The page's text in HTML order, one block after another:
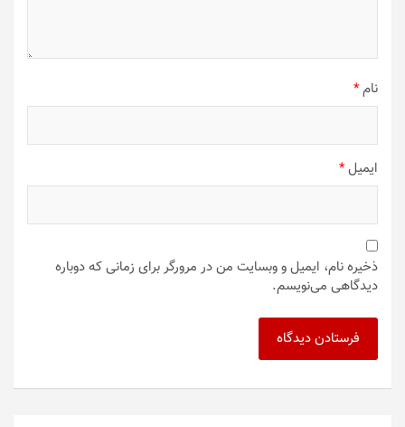
نام*
ایمیل*
ذخیره نام، ایمیل و وبسایت من در مرورگر برای زمانی که دوباره
دیدگاهی می‌نویسم.